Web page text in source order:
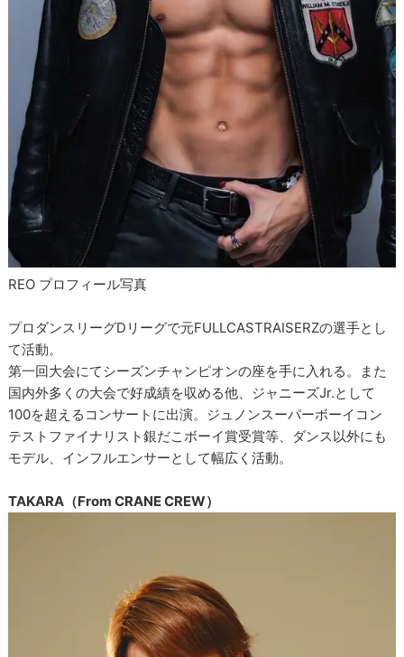
REO プロフィール写真
プロダンスリーグDリーグで元FULLCASTRAISERZの選手とし
て活動。
第一回大会にてシーズンチャンピオンの座を手に入れる。また
国内外多くの大会で好成績を収める他、ジャニーズJr.として
100を超えるコンサートに出演。ジュノンスーパーボーイコン
テストファイナリスト銀だこボーイ賞受賞等、ダンス以外にも
モデル、インフルエンサーとして幅広く活動。
TAKARA（From CRANE CREW）